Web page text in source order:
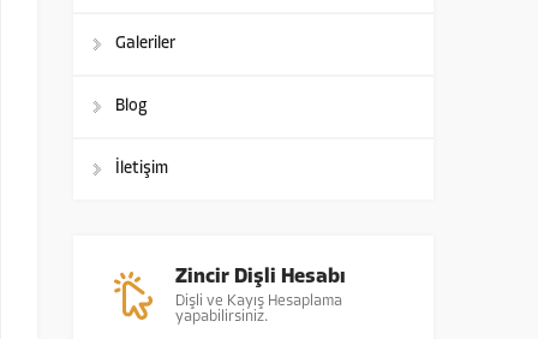
Galeriler
Blog
İletişim
Zincir Dişli Hesabı
Dişli ve Kayış Hesaplama
yapabilirsiniz.